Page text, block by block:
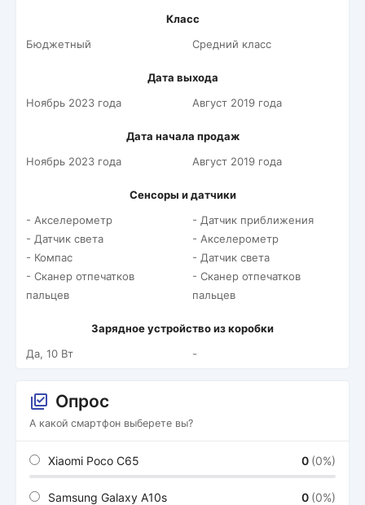
Класс
Бюджетный
Средний класс
Дата выхода
Ноябрь 2023 года
Август 2019 года
Дата начала продаж
Ноябрь 2023 года
Август 2019 года
Сенсоры и датчики
- Акселерометр
- Датчик света
- Компас
- Сканер отпечатков
пальцев
- Датчик приближения
- Акселерометр
- Датчик света
- Сканер отпечатков
пальцев
Зарядное устройство из коробки
Да, 10 Вт
-
Опрос
А какой смартфон выберете вы?
Xiaomi Poco C65 0 (0%)
Samsung Galaxy A10s 0 (0%)